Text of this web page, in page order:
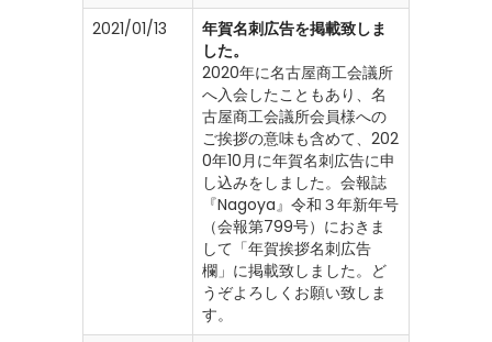
2021/01/13
年賀名刺広告を掲載致しま
した。
2020年に名古屋商工会議所
へ入会したこともあり、名
古屋商工会議所会員様への
ご挨拶の意味も含めて、202
0年10月に年賀名刺広告に申
し込みをしました。会報誌
『Nagoya』令和３年新年号
（会報第799号）におきま
して「年賀挨拶名刺広告
欄」に掲載致しました。ど
うぞよろしくお願い致しま
す。